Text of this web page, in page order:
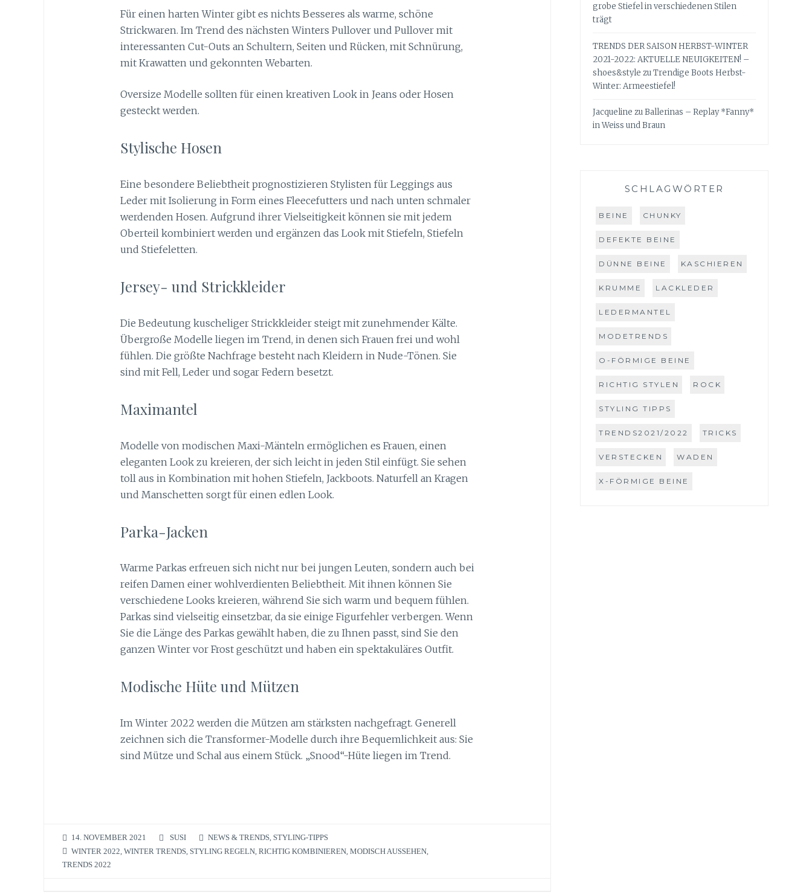
Für einen harten Winter gibt es nichts Besseres als warme, schöne
Strickwaren. Im Trend des nächsten Winters Pullover und Pullover mit
interessanten Cut-Outs an Schultern, Seiten und Rücken, mit Schnürung,
mit Krawatten und gekonnten Webarten.
Oversize Modelle sollten für einen kreativen Look in Jeans oder Hosen
gesteckt werden.
Stylische Hosen
Eine besondere Beliebtheit prognostizieren Stylisten für Leggings aus
Leder mit Isolierung in Form eines Fleecefutters und nach unten schmaler
werdenden Hosen. Aufgrund ihrer Vielseitigkeit können sie mit jedem
Oberteil kombiniert werden und ergänzen das Look mit Stiefeln, Stiefeln
und Stiefeletten.
Jersey- und Strickkleider
Die Bedeutung kuscheliger Strickkleider steigt mit zunehmender Kälte.
Übergroße Modelle liegen im Trend, in denen sich Frauen frei und wohl
fühlen. Die größte Nachfrage besteht nach Kleidern in Nude-Tönen. Sie
sind mit Fell, Leder und sogar Federn besetzt.
Maximantel
Modelle von modischen Maxi-Mänteln ermöglichen es Frauen, einen
eleganten Look zu kreieren, der sich leicht in jeden Stil einfügt. Sie sehen
toll aus in Kombination mit hohen Stiefeln, Jackboots. Naturfell an Kragen
und Manschetten sorgt für einen edlen Look.
Parka-Jacken
Warme Parkas erfreuen sich nicht nur bei jungen Leuten, sondern auch bei
reifen Damen einer wohlverdienten Beliebtheit. Mit ihnen können Sie
verschiedene Looks kreieren, während Sie sich warm und bequem fühlen.
Parkas sind vielseitig einsetzbar, da sie einige Figurfehler verbergen. Wenn
Sie die Länge des Parkas gewählt haben, die zu Ihnen passt, sind Sie den
ganzen Winter vor Frost geschützt und haben ein spektakuläres Outfit.
Modische Hüte und Mützen
Im Winter 2022 werden die Mützen am stärksten nachgefragt. Generell
zeichnen sich die Transformer-Modelle durch ihre Bequemlichkeit aus: Sie
sind Mütze und Schal aus einem Stück. „Snood“-Hüte liegen im Trend.
14. NOVEMBER 2021 SUSI NEWS & TRENDS, STYLING-TIPPS
WINTER 2022 WINTER TRENDS STYLING REGELN RICHTIG KOMBINIEREN MODISCH AUSSEHEN
TRENDS 2022
grobe Stiefel in verschiedenen Stilen
trägt
TRENDS DER SAISON HERBST-WINTER
2021-2022: AKTUELLE NEUIGKEITEN! –
shoes&style zuTrendige Boots Herbst-
Winter: Armeestiefel!
Jacqueline zuBallerinas – Replay *Fanny*
in Weiss und Braun
SCHLAGWÖRTER
BEINE CHUNKY
DEFEKTE BEINE
DÜNNE BEINE KASCHIEREN
KRUMME LACKLEDER
LEDERMANTEL
MODETRENDS
O-FÖRMIGE BEINE
RICHTIG STYLEN ROCK
STYLING TIPPS
TRENDS2021/2022 TRICKS
VERSTECKEN WADEN
X-FÖRMIGE BEINE